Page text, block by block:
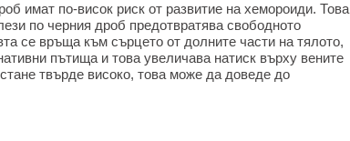
имат по-висок риск от развитие на хемороиди. Това
по черния дроб предотвратява свободното
се връща към сърцето от долните части на тялото,
пътища и това увеличава натиск върху вените
твърде високо, това може да доведе до